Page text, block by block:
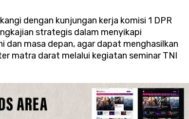
dengan kunjungan kerja komisi 1 DPR
strategis dalam menyikapi
dan masa depan, agar dapat menghasilkan
matra darat melalui kegiatan seminar TNI